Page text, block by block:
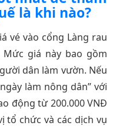
là khi nào?
vé vào cổng Làng rau
Mức giá này bao gồm
dân làm vườn. Nếu
làm nông dân” với
động từ 200.000 VNĐ
tổ chức và các dịch vụ